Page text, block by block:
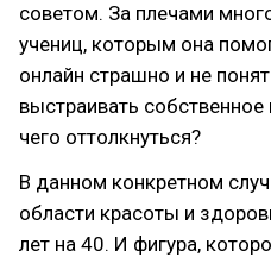
советом. За плечами
учениц, которым она
онлайн страшно и не
выстраивать
чего оттолкнуться?
В данном конкретном
области красоты и
лет на 40. И фигура,